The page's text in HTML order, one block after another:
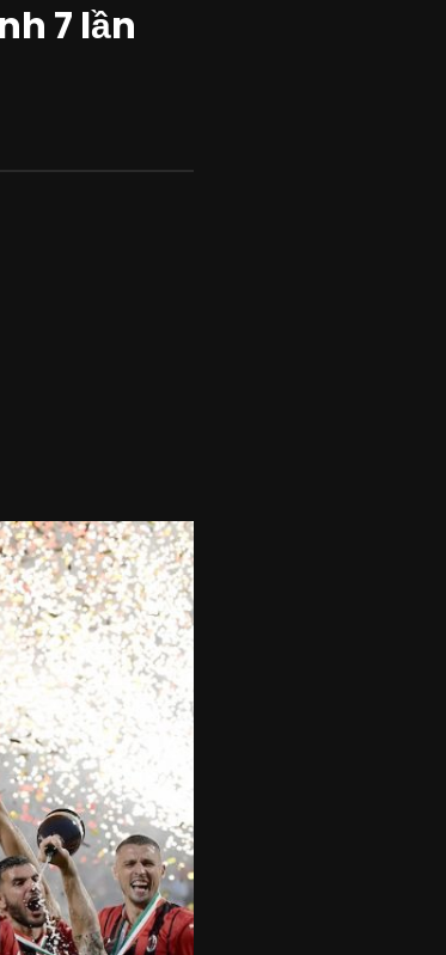
7 lần